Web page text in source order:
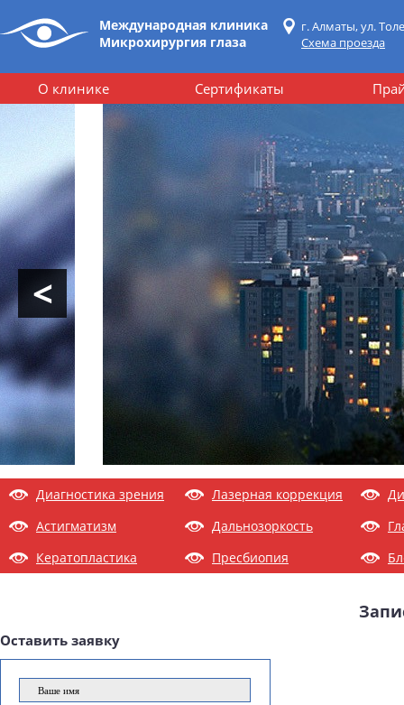
Международная клиника
Микрохирургия глаза
О клинике Сертификаты
Вы здесь:
г. Алматы, ул.
Схема проезда
<
Диагностика зрения Лазерная коррекция
Астигматизм
Дальнозоркость
Кератопластика
Пресбиопия
Оставить заявку